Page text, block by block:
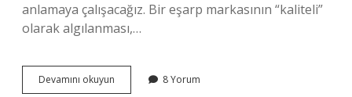
anlamaya çalışacağız. Bir eşarp markasının “kaliteli”
olarak algılanması,…
Devamını okuyun
kaliteli
8 Yorum